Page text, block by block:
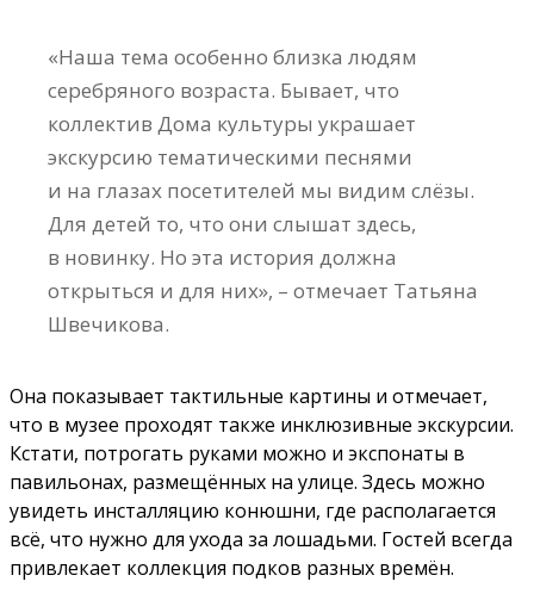
«Наша тема особенно близка людям
серебряного возраста. Бывает, что
коллектив Дома культуры украшает
экскурсию тематическими песнями
и на глазах посетителей мы видим слёзы.
Для детей то, что они слышат здесь,
в новинку. Но эта история должна
открыться и для них», – отмечает Татьяна
Швечикова.
Она показывает тактильные картины и отмечает,
что в музее проходят также инклюзивные экскурсии.
Кстати, потрогать руками можно и экспонаты в
павильонах, размещённых на улице. Здесь можно
увидеть инсталляцию конюшни, где располагается
всё, что нужно для ухода за лошадьми. Гостей всегда
привлекает коллекция подков разных времён.